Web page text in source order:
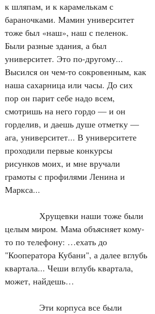
к шляпам, и к карамелькам с
бараночками. Мамин университет
тоже был «наш», наш с пеленок.
Были разные здания, а был
университет. Это по-другому...
Высился он чем-то сокровенным, как
наша сахарница или часы. До сих
пор он парит себе надо всем,
смотришь на него гордо — и он
горделив, и даешь душе отметку —
ага, университет... В университете
проходили первые конкурсы
рисунков моих, и мне вручали
грамоты с профилями Ленина и
Маркса...
Хрущевки наши тоже были
целым миром. Мама объясняет кому-
то по телефону: …ехать до
"Кооператора Кубани", а далее вглубь
квартала... Чеши вглубь квартала,
может, найдешь…
Эти корпуса все были